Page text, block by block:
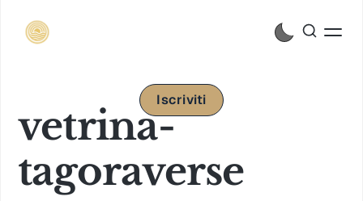
Iscriviti
vetrina-
tagoraverse